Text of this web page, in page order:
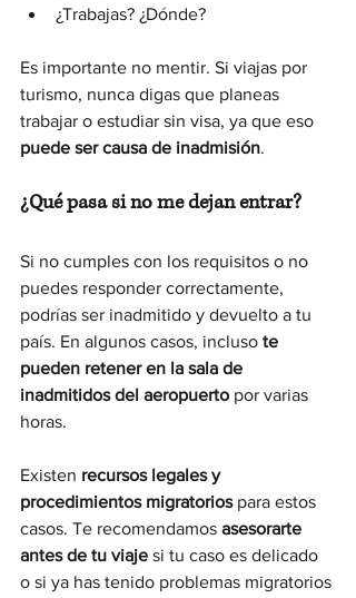
¿Trabajas? ¿Dónde?
Es importante no mentir. Si viajas por
turismo, nunca digas que planeas
trabajar o estudiar sin visa, ya que eso
puede ser causa de inadmisión.
¿Qué pasa si no me dejan entrar?
Si no cumples con los requisitos o no
puedes responder correctamente,
podrías ser inadmitido y devuelto a tu
país. En algunos casos, incluso te
pueden retener en la sala de
inadmitidos del aeropuerto por varias
horas.
Existen recursos legales y
procedimientos migratorios para estos
casos. Te recomendamos asesorarte
antes de tu viaje si tu caso es delicado
o si ya has tenido problemas migratorios